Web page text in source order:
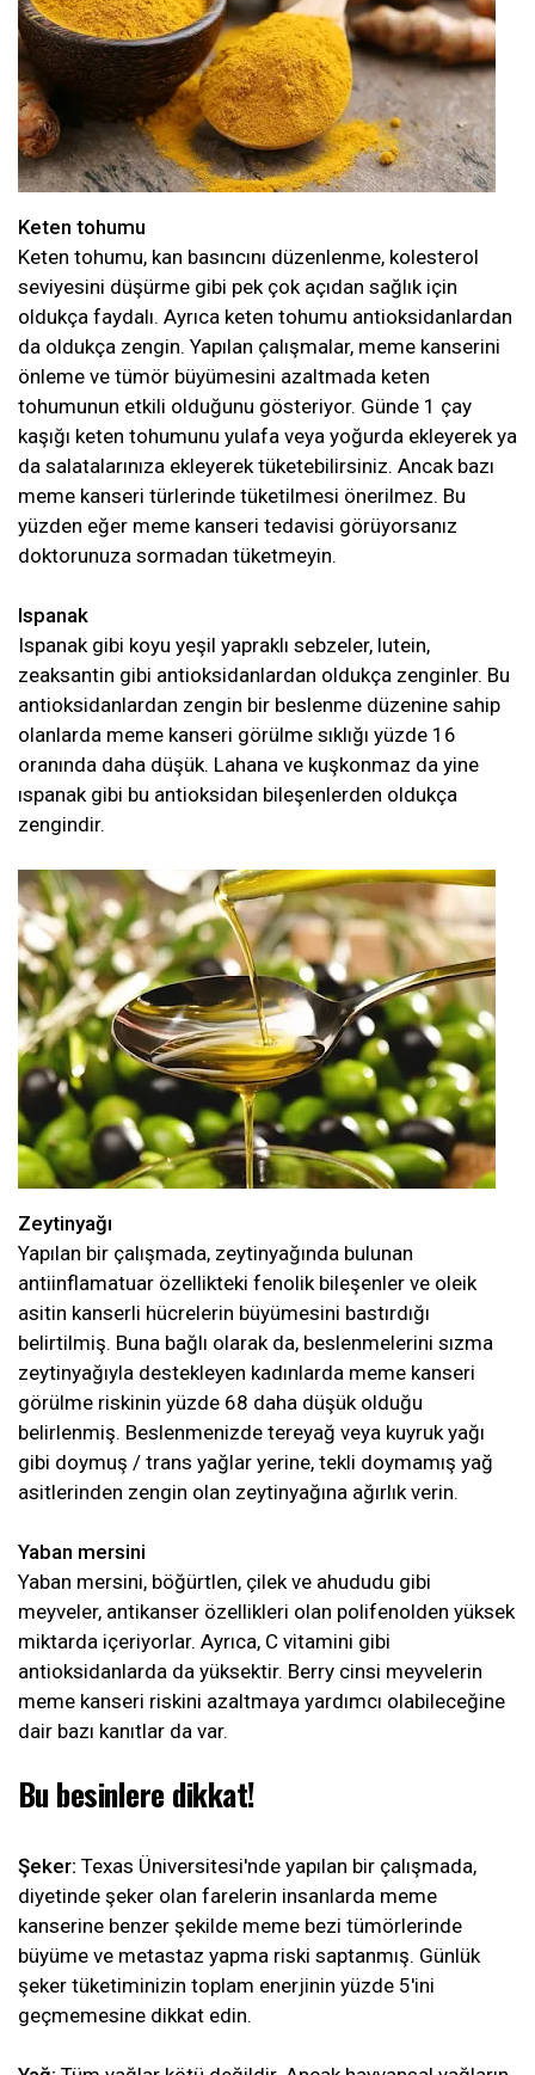
Keten tohumu
Keten tohumu, kan basıncını düzenlenme, kolesterol
seviyesini düşürme gibi pek çok açıdan sağlık için
oldukça faydalı. Ayrıca keten tohumu antioksidanlardan
da oldukça zengin. Yapılan çalışmalar, meme kanserini
önleme ve tümör büyümesini azaltmada keten
tohumunun etkili olduğunu gösteriyor. Günde 1 çay
kaşığı keten tohumunu yulafa veya yoğurda ekleyerek ya
da salatalarınıza ekleyerek tüketebilirsiniz. Ancak bazı
meme kanseri türlerinde tüketilmesi önerilmez. Bu
yüzden eğer meme kanseri tedavisi görüyorsanız
doktorunuza sormadan tüketmeyin.
Ispanak
Ispanak gibi koyu yeşil yapraklı sebzeler, lutein,
zeaksantin gibi antioksidanlardan oldukça zenginler. Bu
antioksidanlardan zengin bir beslenme düzenine sahip
olanlarda meme kanseri görülme sıklığı yüzde 16
oranında daha düşük. Lahana ve kuşkonmaz da yine
ıspanak gibi bu antioksidan bileşenlerden oldukça
zengindir.
Zeytinyağı
Yapılan bir çalışmada, zeytinyağında bulunan
antiinflamatuar özellikteki fenolik bileşenler ve oleik
asitin kanserli hücrelerin büyümesini bastırdığı
belirtilmiş. Buna bağlı olarak da, beslenmelerini sızma
zeytinyağıyla destekleyen kadınlarda meme kanseri
görülme riskinin yüzde 68 daha düşük olduğu
belirlenmiş. Beslenmenizde tereyağ veya kuyruk yağı
gibi doymuş / trans yağlar yerine, tekli doymamış yağ
asitlerinden zengin olan zeytinyağına ağırlık verin.
Yaban mersini
Yaban mersini, böğürtlen, çilek ve ahududu gibi
meyveler, antikanser özellikleri olan polifenolden yüksek
miktarda içeriyorlar. Ayrıca, C vitamini gibi
antioksidanlarda da yüksektir. Berry cinsi meyvelerin
meme kanseri riskini azaltmaya yardımcı olabileceğine
dair bazı kanıtlar da var.
Bu besinlere dikkat!
Şeker: Texas Üniversitesi'nde yapılan bir çalışmada,
diyetinde şeker olan farelerin insanlarda meme
kanserine benzer şekilde meme bezi tümörlerinde
büyüme ve metastaz yapma riski saptanmış. Günlük
şeker tüketiminizin toplam enerjinin yüzde 5'ini
geçmemesine dikkat edin.